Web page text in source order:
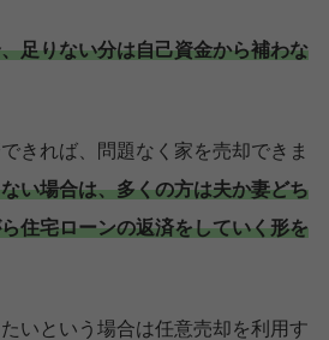
足りない分は自己資金から補わな
きれば、問題なく家を売却できま
い場合は、多くの方は夫か妻どち
住宅ローンの返済をしていく形を
いという場合は任意売却を利用す